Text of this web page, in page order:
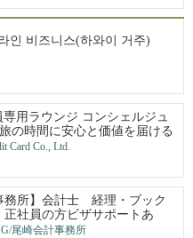
인 비즈니스(하와이 거주)
用ラウンジ コンシェルジュ
の時間に安心と価値を届ける
ジション
Card Co., Ltd.
務所】会計士 経理・ブック
正社員の方ビザサポートあ
も歓迎します。
尾崎会計事務所